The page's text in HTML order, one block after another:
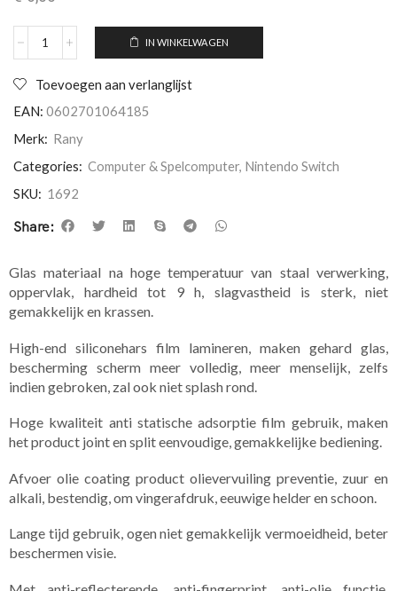
IN WINKELWAGEN
Toevoegen aan verlanglijst
EAN: 0602701064185
Merk: Rany
Categories: Computer & Spelcomputer, Nintendo Switch
SKU: 1692
Share:
Glas materiaal na hoge temperatuur van staal verwerking,
oppervlak, hardheid tot 9 h, slagvastheid is sterk, niet
gemakkelijk en krassen.
High-end siliconehars film lamineren, maken gehard glas,
bescherming scherm meer volledig, meer menselijk, zelfs
indien gebroken, zal ook niet splash rond.
Hoge kwaliteit anti statische adsorptie film gebruik, maken
het product joint en split eenvoudige, gemakkelijke bediening.
Afvoer olie coating product olievervuiling preventie, zuur en
alkali, bestendig, om vingerafdruk, eeuwige helder en schoon.
Lange tijd gebruik, ogen niet gemakkelijk vermoeidheid, beter
beschermen visie.